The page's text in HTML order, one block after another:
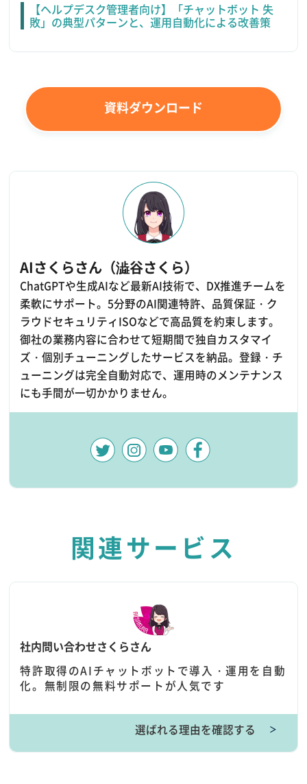
【ヘルプデスク管理者向け】「チャットボット 失
敗」の典型パターンと、運用自動化による改善策
資料ダウンロード
AIさくらさん（澁谷さくら）
ChatGPTや生成AIなど最新AI技術で、DX推進チームを
柔軟にサポート。5分野のAI関連特許、品質保証・ク
ラウドセキュリティISOなどで高品質を約束します。
御社の業務内容に合わせて短期間で独自カスタマイ
ズ・個別チューニングしたサービスを納品。登録・チ
ューニングは完全自動対応で、運用時のメンテナンス
にも手間が一切かかりません。
関連サービス
社内問い合わせさくらさん
特許取得のAIチャットボットで導入・運用を自動
化。無制限の無料サポートが人気です
選ばれる理由を確認する ＞